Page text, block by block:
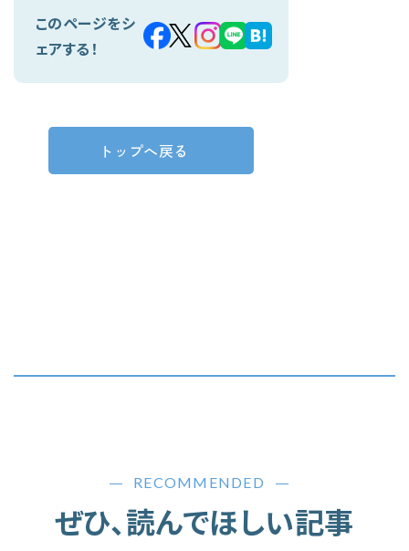
このページをシ
ェアする！
トップへ戻る
RECOMMENDED
ぜひ、読んでほしい記事